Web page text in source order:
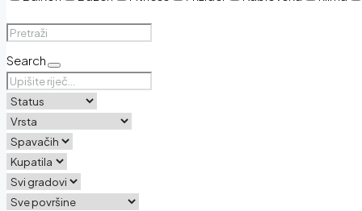
Search